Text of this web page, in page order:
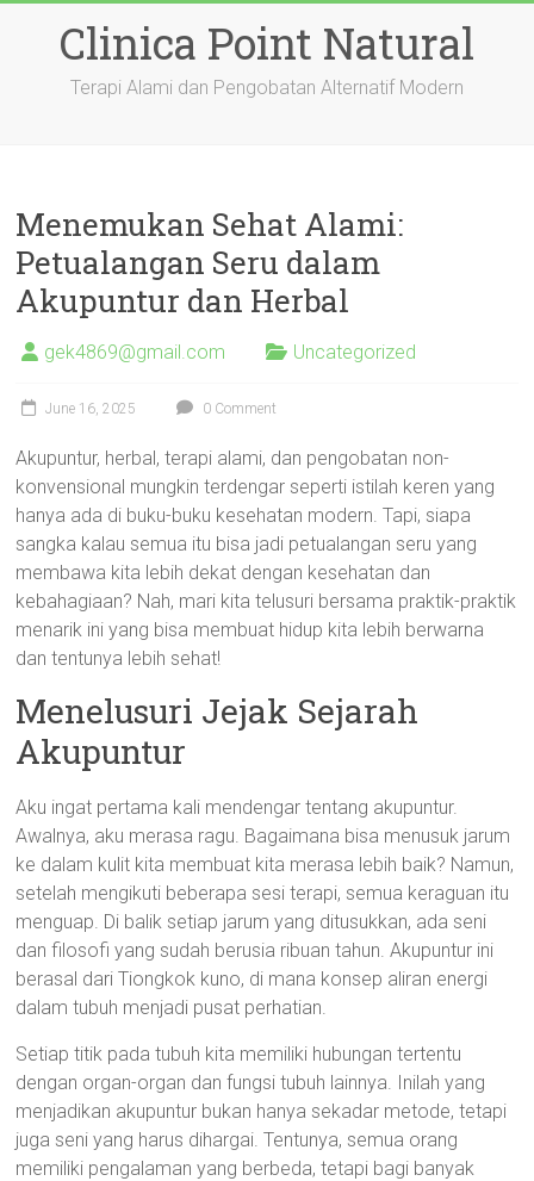
contentClinica Point Natural
Terapi Alami dan Pengobatan Alternatif Modern
Menemukan Sehat Alami:
Petualangan Seru dalam
Akupuntur dan Herbal
gek4869@gmail.com Uncategorized
June 16, 2025 0 Comment
Akupuntur, herbal, terapi alami, dan pengobatan non-
konvensional mungkin terdengar seperti istilah keren yang
hanya ada di buku-buku kesehatan modern. Tapi, siapa
sangka kalau semua itu bisa jadi petualangan seru yang
membawa kita lebih dekat dengan kesehatan dan
kebahagiaan? Nah, mari kita telusuri bersama praktik-praktik
menarik ini yang bisa membuat hidup kita lebih berwarna
dan tentunya lebih sehat!
Menelusuri Jejak Sejarah
Akupuntur
Aku ingat pertama kali mendengar tentang akupuntur.
Awalnya, aku merasa ragu. Bagaimana bisa menusuk jarum
ke dalam kulit kita membuat kita merasa lebih baik? Namun,
setelah mengikuti beberapa sesi terapi, semua keraguan itu
menguap. Di balik setiap jarum yang ditusukkan, ada seni
dan filosofi yang sudah berusia ribuan tahun. Akupuntur ini
berasal dari Tiongkok kuno, di mana konsep aliran energi
dalam tubuh menjadi pusat perhatian.
Setiap titik pada tubuh kita memiliki hubungan tertentu
dengan organ-organ dan fungsi tubuh lainnya. Inilah yang
menjadikan akupuntur bukan hanya sekadar metode, tetapi
juga seni yang harus dihargai. Tentunya, semua orang
memiliki pengalaman yang berbeda, tetapi bagi banyak